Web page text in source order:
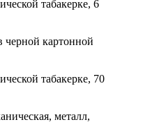
табакерке, 6
черной картонной
табакерке, 70
металл,